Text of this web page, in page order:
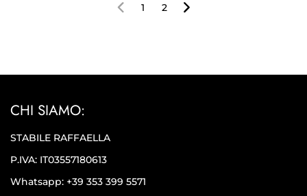
1 2
CHI SIAMO:
STABILE RAFFAELLA
P.IVA: IT03557180613
Whatsapp: +39 353 399 5571